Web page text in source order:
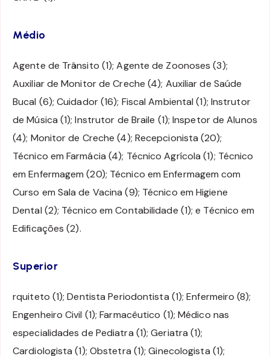
Médio
Agente de Trânsito (1); Agente de Zoonoses (3);
Auxiliar de Monitor de Creche (4); Auxiliar de Saúde
Bucal (6); Cuidador (16); Fiscal Ambiental (1); Instrutor
de Música (1); Instrutor de Braile (1); Inspetor de Alunos
(4); Monitor de Creche (4); Recepcionista (20);
Técnico em Farmácia (4); Técnico Agrícola (1); Técnico
em Enfermagem (20); Técnico em Enfermagem com
Curso em Sala de Vacina (9); Técnico em Higiene
Dental (2); Técnico em Contabilidade (1); e Técnico em
Edificações (2).
Superior
rquiteto (1); Dentista Periodontista (1); Enfermeiro (8);
Engenheiro Civil (1); Farmacêutico (1); Médico nas
especialidades de Pediatra (1); Geriatra (1);
Cardiologista (1); Obstetra (1); Ginecologista (1);